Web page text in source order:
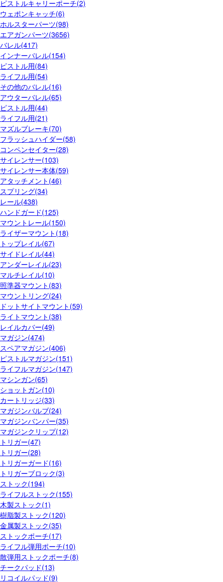
ピストルキャリーポーチ(2)
ウェポンキャッチ(6)
ホルスターパーツ(98)
エアガンパーツ(3656)
バレル(417)
インナーバレル(154)
ピストル用(84)
ライフル用(54)
その他のバレル(16)
アウターバレル(65)
ピストル用(44)
ライフル用(21)
マズルブレーキ(70)
フラッシュハイダー(58)
コンペンセイター(28)
サイレンサー(103)
サイレンサー本体(59)
アタッチメント(46)
スプリング(34)
レール(438)
ハンドガード(125)
マウントレール(150)
ライザーマウント(18)
トップレイル(67)
サイドレイル(44)
アンダーレイル(23)
マルチレイル(10)
照準器マウント(83)
マウントリング(24)
ドットサイトマウント(59)
ライトマウント(38)
レイルカバー(49)
マガジン(474)
スペアマガジン(406)
ピストルマガジン(151)
ライフルマガジン(147)
マシンガン(65)
ショットガン(10)
カートリッジ(33)
マガジンバルブ(24)
マガジンバンパー(35)
マガジンクリップ(12)
トリガー(47)
トリガー(28)
トリガーガード(16)
トリガーブロック(3)
ストック(194)
ライフルストック(155)
木製ストック(1)
樹脂製ストック(120)
金属製ストック(35)
ストックポーチ(17)
ライフル弾用ポーチ(10)
散弾用ストックポーチ(8)
チークパッド(13)
リコイルパッド(9)